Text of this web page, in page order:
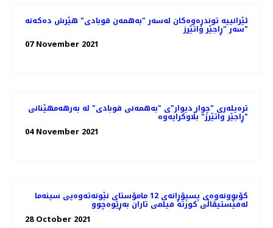
ئێرانییە توندڕەوەکان لەسەر "بەهمەن قوبادی" هێرش دەکەنە
سەر "ڕاجێر واتێرز"
07 November 2021
ترەیلەری "چوار دیوار"ی "بەهمەنی قوبادی" لە بەرهەمهێنانی
"ڕاجێر واتێرز" بڵاوکرایەوە
04 November 2021
کۆبوونه‌وه‌ی پسپۆڕانه‌ی 12 مامۆستای نێونه‌ته‌وه‌یی سینه‌ما
له‌فێستیڤاڵی کورته‌ فیلمی تاران به‌ڕێوه‌چوو
28 October 2021